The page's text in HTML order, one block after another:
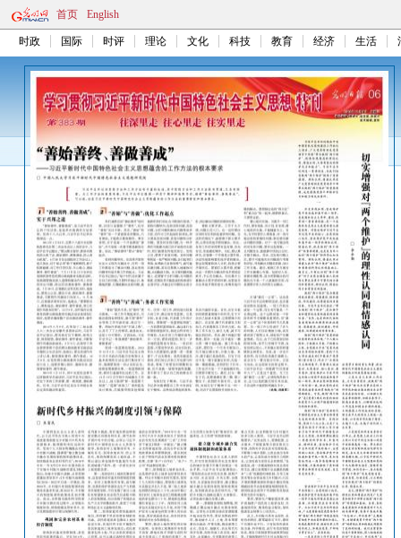
首页 English
时政 国际 时评 理论 文化 科技 教育 经济 生活